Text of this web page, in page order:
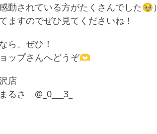
動されている方がたくさんでした🥹）
ますのでぜひ見てくださいね！
ら、ぜひ！
ップさんへどうぞ🫶
店
さ @_0___3_